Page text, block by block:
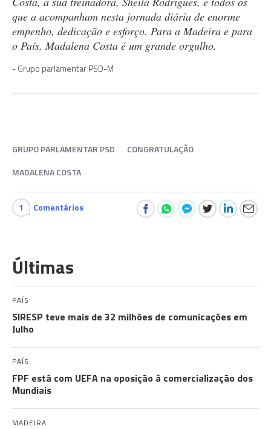
que a acompanham nesta jornada diária de enorme
empenho, dedicação e esforço. Para a Madeira e para
o País, Madalena Costa é um grande orgulho.
Grupo parlamentar PSD-M
GRUPO PARLAMENTAR PSD
CONGRATULAÇÃO
MADALENA COSTA
1 Comentários
Últimas
PAÍS
SIRESP teve mais de 32 milhões de comunicações em
Julho
PAÍS
FPF está com UEFA na oposição à comercialização dos
Mundiais
MADEIRA